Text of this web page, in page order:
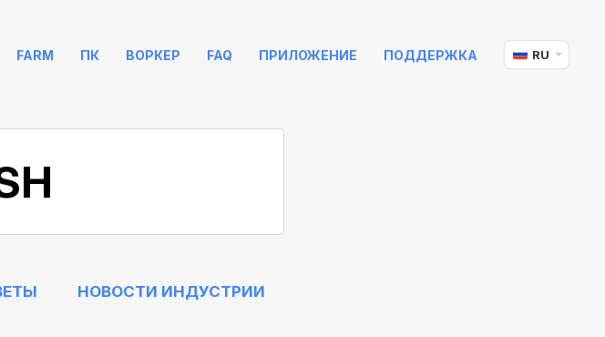
FARM ПК ВОРКЕР FAQ ПРИЛОЖЕНИЕ ПОДДЕРЖКА RU
НОВОСТИ ИНДУСТРИИ